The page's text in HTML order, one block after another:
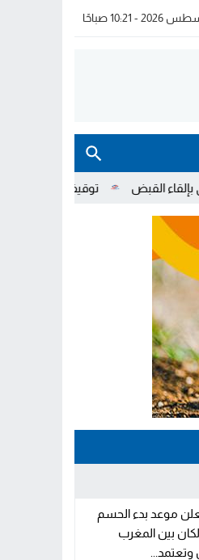
توقيف شخصين والبحث جاري عن
موعد بدء الحسم
بين المغرب